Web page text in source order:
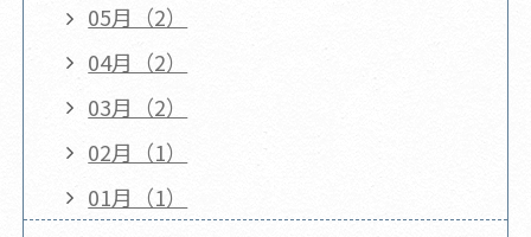
05月（2）
04月（2）
03月（2）
02月（1）
01月（1）